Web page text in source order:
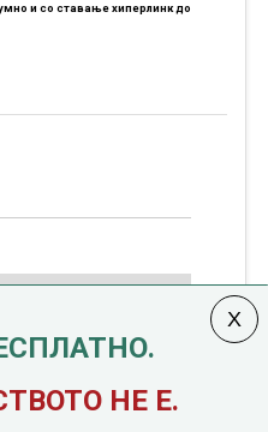
и со ставање хиперлинк до
НЕ Е.